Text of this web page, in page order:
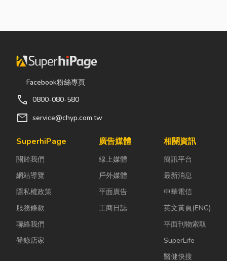
Facebook粉絲專頁
call 0800-080-580
mail service@chyp.com.tw
SuperhiPage
關於我們
網站導覽
隱私權政策
服務條款
聯絡我們
登錄店家
廣告媒體
線上媒體
戶外媒體
平面廣告
工商日誌
相關資訊
簡訊平台
最新消息
中華電信
英文黃頁(ENG)
平面刊物索取
SuperLife
醫健快搜